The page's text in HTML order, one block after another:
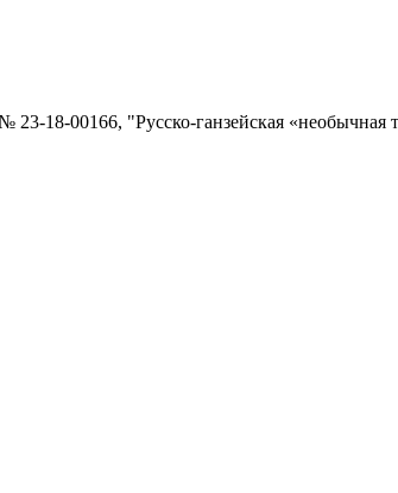
23-18-00166, "Русско-ганзейская